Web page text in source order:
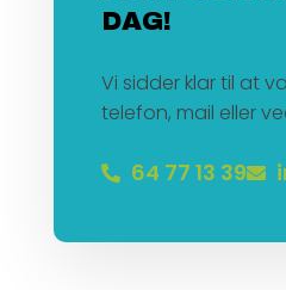
DAG!
Vi sidder klar til at
telefon, mail eller
64 77 13 39